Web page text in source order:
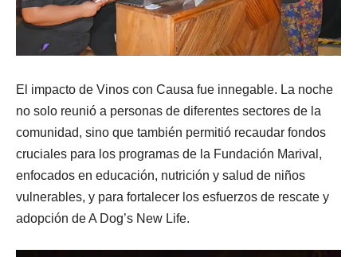
El impacto de Vinos con Causa fue innegable. La noche
no solo reunió a personas de diferentes sectores de la
comunidad, sino que también permitió recaudar fondos
cruciales para los programas de la Fundación Marival,
enfocados en educación, nutrición y salud de niños
vulnerables, y para fortalecer los esfuerzos de rescate y
adopción de A Dog’s New Life.